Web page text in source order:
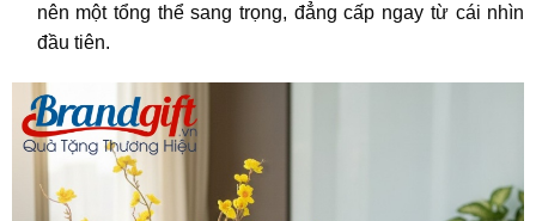
nên một tổng thể sang trọng, đẳng cấp ngay từ cái nhìn
đầu tiên.